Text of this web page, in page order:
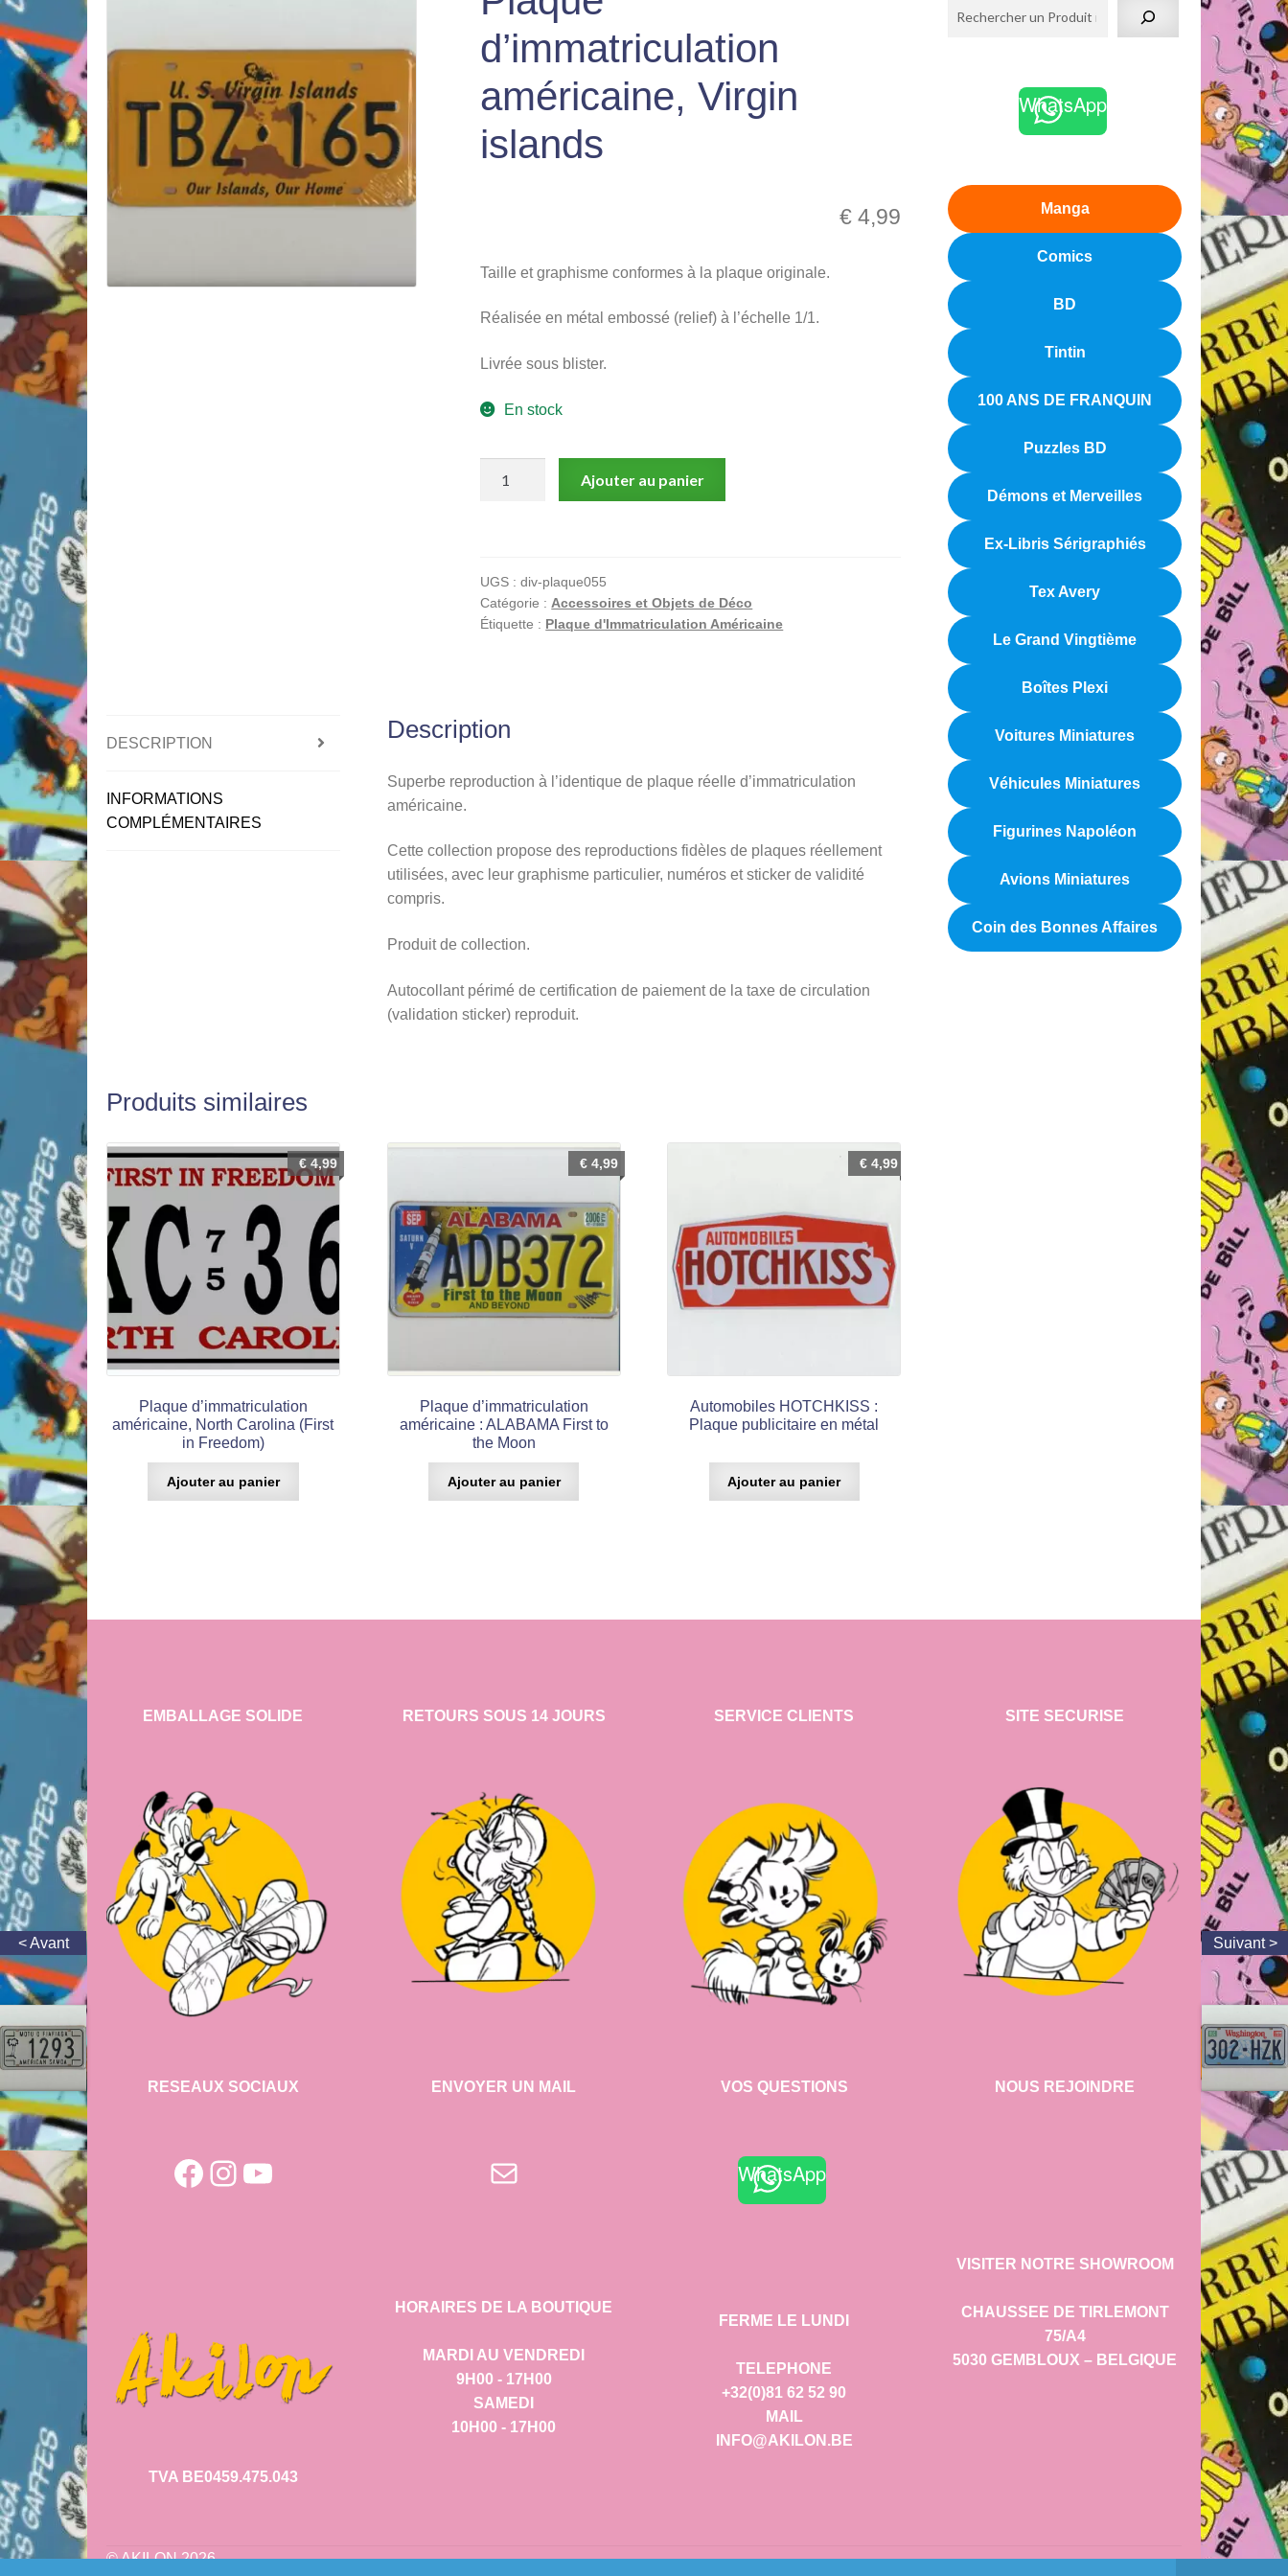
d’immatriculation
américaine, Virgin
islands
€ 4,99
Taille et graphisme conformes à la plaque originale.
Réalisée en métal embossé (relief) à l’échelle 1/1.
Livrée sous blister.
En stock
Virgin
islands
Ajouter au panier
UGS :div-plaque055
Catégorie : Accessoires et Objets de Déco
Étiquette : Plaque d'Immatriculation Américaine
DESCRIPTION
INFORMATIONS
COMPLÉMENTAIRES
Description
Superbe reproduction à l’identique de plaque réelle d’immatriculation
américaine.
Cette collection propose des reproductions fidèles de plaques réellement
utilisées, avec leur graphisme particulier, numéros et sticker de validité
compris.
Produit de collection.
Autocollant périmé de certification de paiement de la taxe de circulation
(validation sticker) reproduit.
Produits similaires
Plaque d’immatriculation
américaine, North Carolina (First
in Freedom)
€4,99
Ajouter au panier
Plaque d’immatriculation
américaine : ALABAMA First to
the Moon
€4,99
Ajouter au panier
Automobiles HOTCHKISS :
Plaque publicitaire en métal
€ 4,99
Ajouter au panier
WhatsApp
Manga
Comics
BD
Tintin
100 ANS DE FRANQUIN
Puzzles BD
Démons et Merveilles
Ex-Libris Sérigraphiés
Tex Avery
Le Grand Vingtième
Boîtes Plexi
Voitures Miniatures
Véhicules Miniatures
Figurines Napoléon
Avions Miniatures
Coin des Bonnes Affaires
EMBALLAGE SOLIDE
RESEAUX SOCIAUX
Facebook
Instagram
YouTube
TVA BE0459.475.043
RETOURS SOUS 14 JOURS
ENVOYER UN MAIL
E-mail
HORAIRES DE LA BOUTIQUE
MARDI AU VENDREDI
9H00 - 17H00
SAMEDI
10H00 - 17H00
SERVICE CLIENTS
VOS QUESTIONS
WhatsApp
FERME LE LUNDI
TELEPHONE
+32(0)81 62 52 90
MAIL
INFO@AKILON.BE
SITE SECURISE
NOUS REJOINDRE
VISITER NOTRE SHOWROOM
CHAUSSEE DE TIRLEMONT
75/A4
5030 GEMBLOUX – BELGIQUE
© AKILON 2026